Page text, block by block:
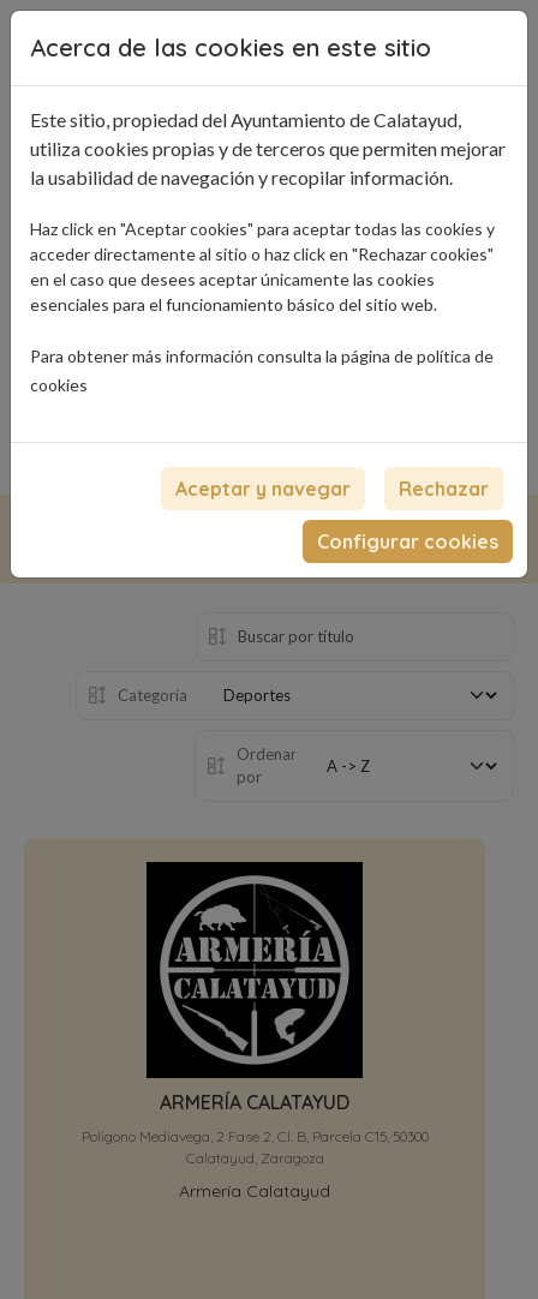
Pasar al contenido principal
Inicio
Categoría
Ordenar
por
ARMERÍA CALATAYUD
Poligono Mediavega, 2 Fase 2, Cl. B, Parcela C15, 50300
Calatayud, Zaragoza
Armería Calatayud
Acerca de las cookies en este sitio
Este sitio, propiedad del Ayuntamiento de Calatayud,
utiliza cookies propias y de terceros que permiten mejorar
la usabilidad de navegación y recopilar información.
Haz click en "Aceptar cookies" para aceptar todas las cookies y
acceder directamente al sitio o haz click en "Rechazar cookies"
en el caso que desees aceptar únicamente las cookies
esenciales para el funcionamiento básico del sitio web.
Para obtener más información consulta la página depolítica de
cookies
Aceptar y navegar Rechazar
Configurar cookies